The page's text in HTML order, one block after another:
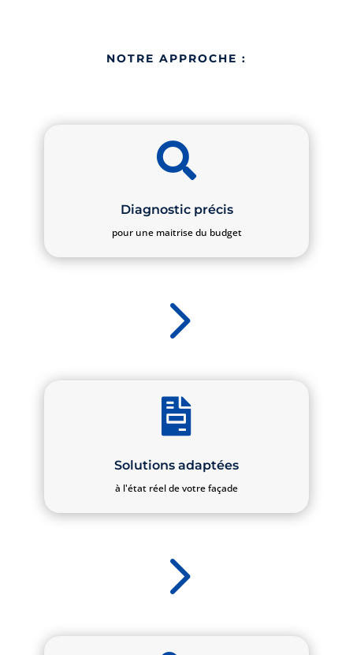
NOTRE APPROCHE :

Diagnostic précis
pour une maitrise du budget
5

Solutions adaptées
à l'état réel de votre façade
5